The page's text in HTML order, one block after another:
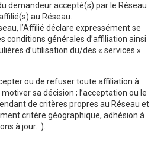
demandeur accepté(s) par le Réseau
au Réseau.
l’Affilié déclare expressément se
conditions générales d’affiliation ainsi
d’utilisation du/des « services »
ou de refuser toute affiliation à
sa décision ; l’acceptation ou le
de critères propres au Réseau et
critère géographique, adhésion à
à jour...).